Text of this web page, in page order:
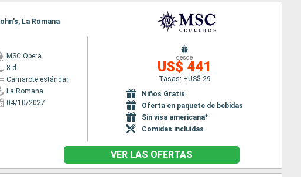
La Romana
MSC Opera
8 d
Camarote estándar
La Romana
04/10/2027
desde
US$ 441
Tasas: +US$ 29
Niños Gratis
Oferta en paquete de bebidas
Sin visa americana*
Comidas incluidas
VER LAS OFERTAS